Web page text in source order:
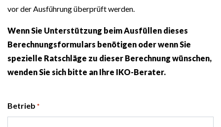
vor der Ausführung überprüft werden.
Wenn Sie Unterstützung beim Ausfüllen dieses
Berechnungsformulars benötigen oder wenn Sie
spezielle Ratschläge zu dieser Berechnung wünschen,
wenden Sie sich bitte an Ihre IKO-Berater.
Betrieb *